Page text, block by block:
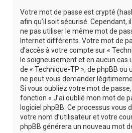
Votre mot de passe est crypté
afin qu’il soit sécurisé. Cependant,
ne pas utiliser le même mot de
Internet différents. Votre mot de
d’accès à votre compte sur «
le soigneusement et en aucun cas
de « Technique-TP », de phpBB ou
ne peut vous demander
Si vous oubliez votre mot de
fonction « J’ai oublié mon mot de
logiciel phpBB. Ce processus vous
votre nom d’utilisateur et votre
phpBB générera un nouveau mot